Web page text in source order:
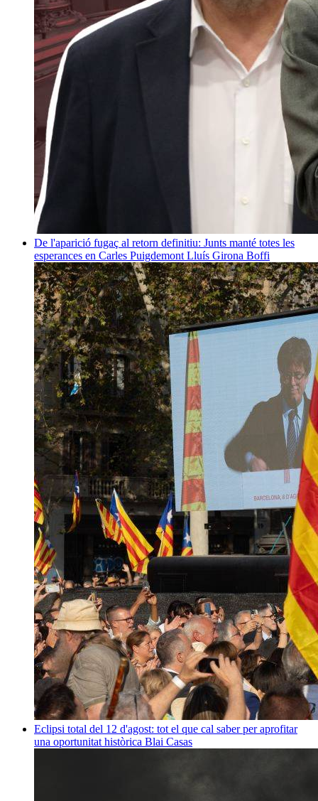
De l'aparició fugaç al retorn definitiu: Junts manté totes les
esperances en Carles PuigdemontLluís Girona Boffi
Eclipsi total del 12 d'agost: tot el que cal saber per aprofitar
una oportunitat històrica Blai Casas